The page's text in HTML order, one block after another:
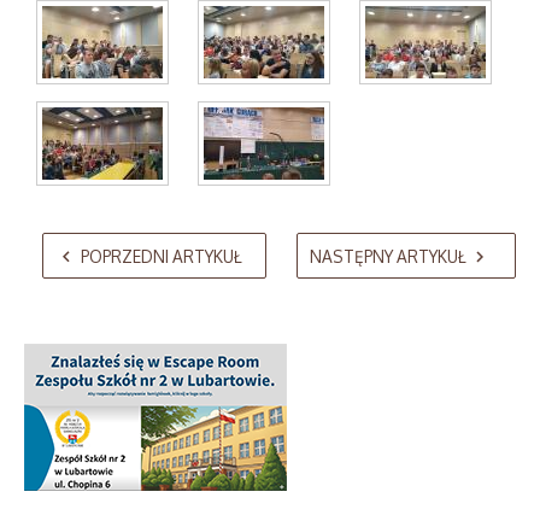
AdmirorGallery 5.2.0, author/sVasiljevski Kekeljevic.
POPRZEDNI ARTYKUŁ NASTĘPNY ARTYKUŁ